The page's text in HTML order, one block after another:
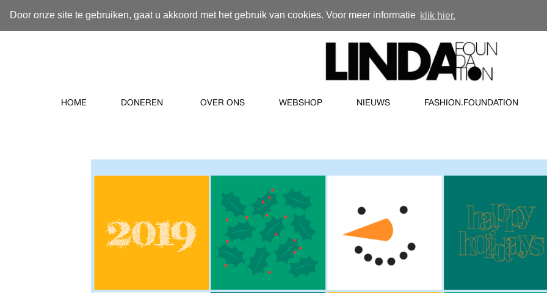
Door onze site te gebruiken, gaat u akkoord met het gebruik van cookies. Voor meer informatie klik hier.
HOME DONEREN OVER ONS WEBSHOP NIEUWS FASHION.FOUNDATION